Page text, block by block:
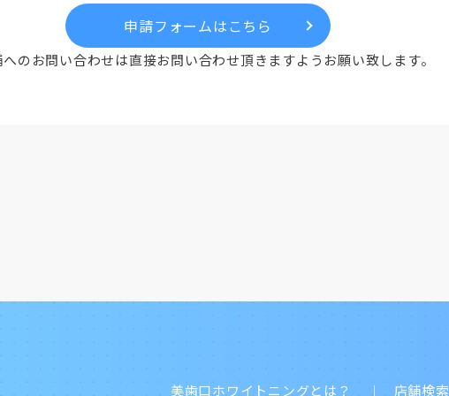
申請フォームはこちら
のお問い合わせは直接お問い合わせ頂きますよう お願い致します。
美歯口ホワイトニングとは？ 店舗検索